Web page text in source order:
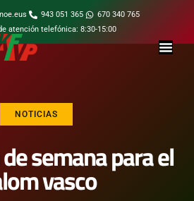
943 051 365
670 340 765
atención telefónica: 8:30-15:00
NOTICIAS
semana para el
vasco